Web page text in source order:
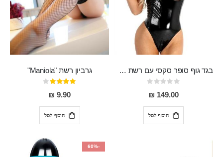
בגד גוף סופר סקסי עם רשת שקופה בחזה ושרשרות מלמעלה וריצרץ מלמטה Pan במפשעה
Rating:
0%
149.00 ₪
הוסף לסל
גרביון רשת "Maniola"
דירוג:
80%
9.90 ₪
הוסף לסל
-60%